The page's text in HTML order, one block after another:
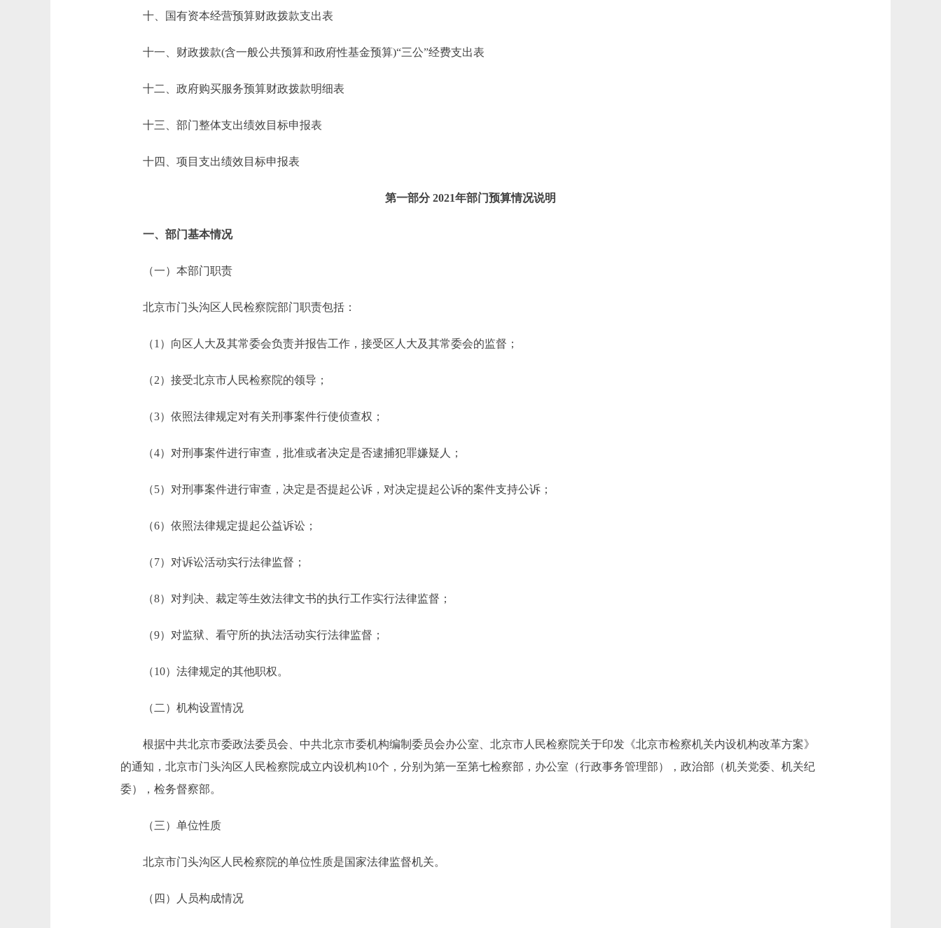
十、国有资本经营预算财政拨款支出表
十一、财政拨款(含一般公共预算和政府性基金预算)“三公”经费支出表
十二、政府购买服务预算财政拨款明细表
十三、部门整体支出绩效目标申报表
十四、项目支出绩效目标申报表
第一部分 2021年部门预算情况说明
一、部门基本情况
（一）本部门职责
北京市门头沟区人民检察院部门职责包括：
（1）向区人大及其常委会负责并报告工作，接受区人大及其常委会的监督；
（2）接受北京市人民检察院的领导；
（3）依照法律规定对有关刑事案件行使侦查权；
（4）对刑事案件进行审查，批准或者决定是否逮捕犯罪嫌疑人；
（5）对刑事案件进行审查，决定是否提起公诉，对决定提起公诉的案件支持公诉；
（6）依照法律规定提起公益诉讼；
（7）对诉讼活动实行法律监督；
（8）对判决、裁定等生效法律文书的执行工作实行法律监督；
（9）对监狱、看守所的执法活动实行法律监督；
（10）法律规定的其他职权。
（二）机构设置情况
根据中共北京市委政法委员会、中共北京市委机构编制委员会办公室、北京市人民检察院关于印发《北京市检察机关内设机构改革方案》
的通知，北京市门头沟区人民检察院成立内设机构10个，分别为第一至第七检察部，办公室（行政事务管理部），政治部（机关党委、机关纪
委），检务督察部。
（三）单位性质
北京市门头沟区人民检察院的单位性质是国家法律监督机关。
（四）人员构成情况